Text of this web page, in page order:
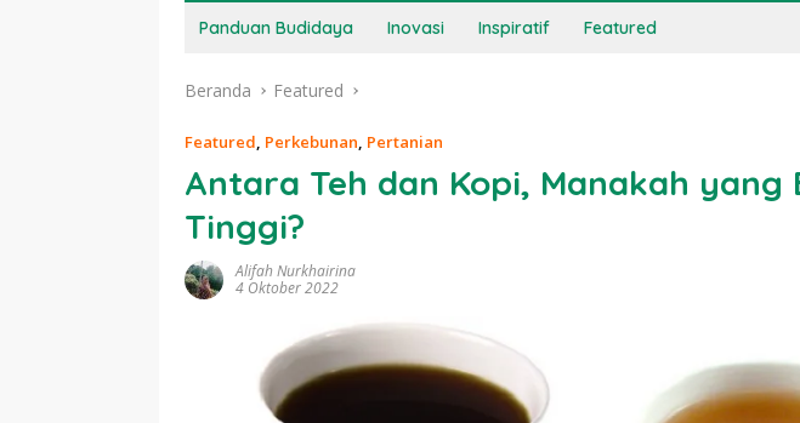
Panduan Budidaya Inovasi Inspiratif Featured
Beranda Featured
Featured, Perkebunan, Pertanian
Antara Teh dan Kopi, Manakah yang
Tinggi?
Alifah Nurkhairina
4 Oktober 2022